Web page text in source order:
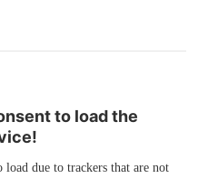
to load the
due to trackers that are not